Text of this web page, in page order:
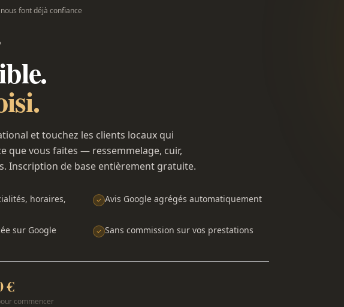
font déjà confiance
et touchez les clients locaux qui
que vous faites — ressemmelage, cuir,
Inscription de base entièrement gratuite.
horaires,
Avis Google agrégés automatiquement
sur Google Sans commission sur vos prestations
€
commencer